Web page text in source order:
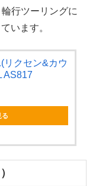
行ツーリングに
います。
リクセン&カウ
AS817